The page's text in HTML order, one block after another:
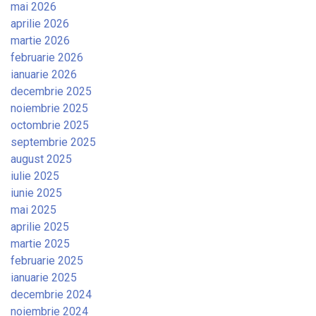
mai 2026
aprilie 2026
martie 2026
februarie 2026
ianuarie 2026
decembrie 2025
noiembrie 2025
octombrie 2025
septembrie 2025
august 2025
iulie 2025
iunie 2025
mai 2025
aprilie 2025
martie 2025
februarie 2025
ianuarie 2025
decembrie 2024
noiembrie 2024